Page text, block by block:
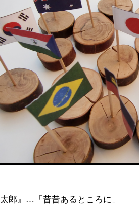
郎』…「昔昔あるところに」